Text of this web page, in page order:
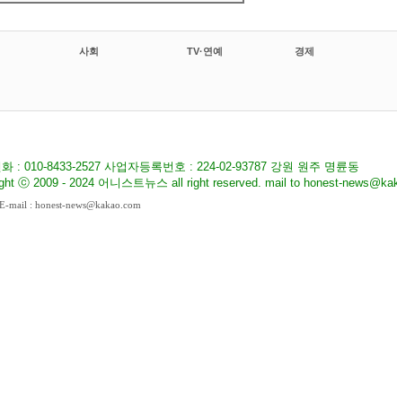
사회 TV·연예 경제
: 010-8433-2527 사업자등록번호 : 224-02-93787 강원 원주 명륜동
ⓒ 2009 - 2024 어니스트뉴스 all right reserved. mail to honest-
E-mail : honest-news@kakao.com